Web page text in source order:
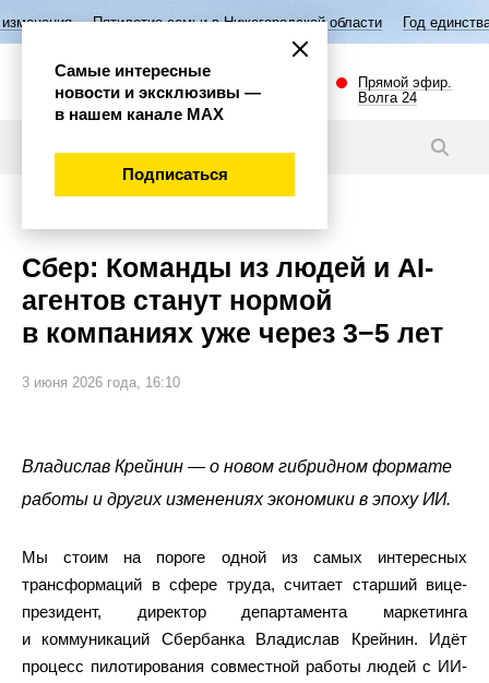
семьи в Нижегородской области Год единства народов России
Прямой эфир.
Волга 24
Сбер: Команды из людей и AI-
агентов станут нормой
в компаниях уже через 3−5 лет
3 июня 2026 года, 16:10
Владислав Крейнин — о новом гибридном формате
работы и других изменениях экономики в эпоху ИИ.
Мы стоим на пороге одной из самых интересных
трансформаций в сфере труда, считает старший вице-
президент, директор департамента маркетинга
и коммуникаций Сбербанка Владислав Крейнин. Идёт
процесс пилотирования совместной работы людей с ИИ-
Самые интересные
новости и эксклюзивы —
в нашем канале МАХ
Подписаться